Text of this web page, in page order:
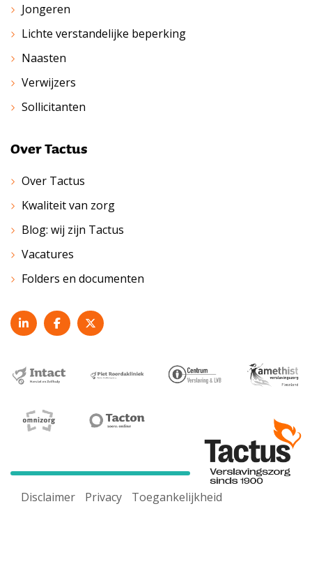
Jongeren
Lichte verstandelijke beperking
Naasten
Verwijzers
Sollicitanten
Over Tactus
Over Tactus
Kwaliteit van zorg
Blog: wij zijn Tactus
Vacatures
Folders en documenten
Disclaimer Privacy Toegankelijkheid